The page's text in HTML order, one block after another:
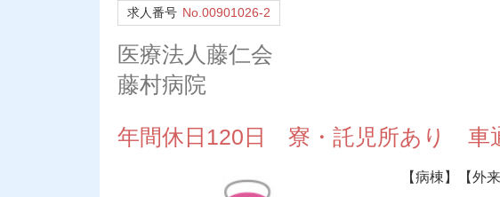
求人番号 No.00901026-2
医療法人藤仁会
藤村病院
年間休日120日 寮・託児所あり 車
【病棟】【外